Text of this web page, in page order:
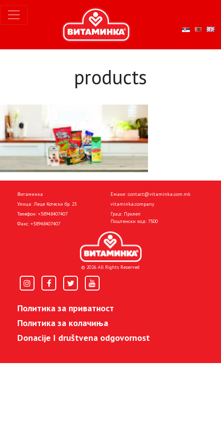
products
Витаминка
Улица: Леце Котески бр. 23
Телефон: +38948407407
Факс: +38948407407
Емаил: contact@vitaminka.com.mk
vitaminka.company
Град: Прилеп
Поштенски код: 7500
© 2026 All Rights Reserved
Политика за приватност
Политика за колачиња
Donacije I društvena odgovornost